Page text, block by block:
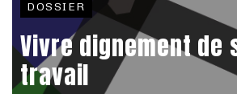
DOSSIER
Vivre dignement de
travail